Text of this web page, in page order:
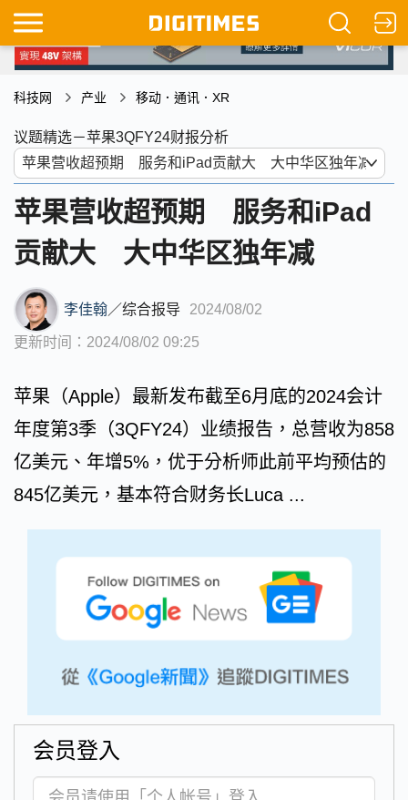
科技网 产业 移动．通讯．XR
议题精选－苹果3QFY24财报分析
苹果营收超预期 服务和iPad
贡献大 大中华区独年减
李佳翰／综合报导 2024/08/02
更新时间：2024/08/02 09:25
苹果（Apple）最新发布截至6月底的2024会计
年度第3季（3QFY24）业绩报告，总营收为858
亿美元、年增5%，优于分析师此前平均预估的
845亿美元，基本符合财务长Luca ...
会员登入